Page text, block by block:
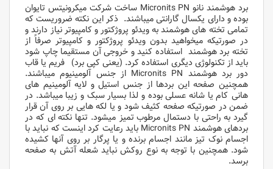
برد هوشمند نانو Micronits PN ساخت شرکت میکرونیتس تایوان
بوده و دارای یکسال گارانتی میباشند. ذکر این نکته ضروریست که
تمامی تخته های هوشمند به ویدئو پروژکتور و کامپیوتر نیاز دارند و
در صورتیکه میخواهید بدون ویدئو پروژکتور و کامپیوتر صرفاً از
تخته برد هوشمند استفاده کنید و خروجی آن مستقیما چاپ شود
باید از تکنولوژی دیگری استفاده کرد. (یعنی کپی برد) فریم یا قاب
دور برد هوشمند Micronits PN از جنس آلومینیوم میباشند.
همچنین صفحه این بردها از جنس استیل و لایه آلومینیم های
هانی کام یا شانه عسلی بوده و لذا بسیار سبک و زیبا میباشد. در
ضمن در صورتیکه صفحه کثیف شود و یا لکه هایی بر روی آن قرار
گیرد به راحتی با دستمال مرطوب تمیز میشود. تنها نکته ای که در
بردهای هوشمند Micronits PN باید رعایت کرد اینست که نباید با
اجسام نوک تیز مانند اجسام برنده و یا پرگار بر روی آنها کشیده
شود. همچنین با توجه به نوع روکش نباید شعله آتش به صفحه
برسد.